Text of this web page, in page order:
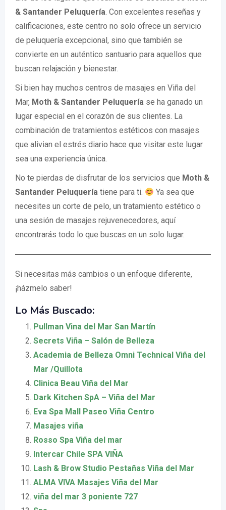
& Santander Peluquería. Con excelentes reseñas y
calificaciones, este centro no solo ofrece un servicio
de peluquería excepcional, sino que también se
convierte en un auténtico santuario para aquellos que
buscan relajación y bienestar.
Si bien hay muchos centros de masajes en Viña del
Mar, Moth & Santander Peluquería se ha ganado un
lugar especial en el corazón de sus clientes. La
combinación de tratamientos estéticos con masajes
que alivian el estrés diario hace que visitar este lugar
sea una experiencia única.
No te pierdas de disfrutar de los servicios que Moth &
Santander Peluquería tiene para ti.
Ya sea que
necesites un corte de pelo, un tratamiento estético o
una sesión de masajes rejuvenecedores, aquí
encontrarás todo lo que buscas en un solo lugar.
Si necesitas más cambios o un enfoque diferente,
¡házmelo saber!
Lo Más Buscado:
Pullman Vina del Mar San Martín
Secrets Viña – Salón de Belleza
Academia de Belleza Omni Technical Viña del
Mar /Quillota
Clinica Beau Viña del Mar
Dark Kitchen SpA – Viña del Mar
Eva Spa Mall Paseo Viña Centro
Masajes viña
Rosso Spa Viña del mar
Intercar Chile SPA VIÑA
Lash & Brow Studio Pestañas Viña del Mar
ALMA VIVA Masajes Viña del Mar
viña del mar 3 poniente 727